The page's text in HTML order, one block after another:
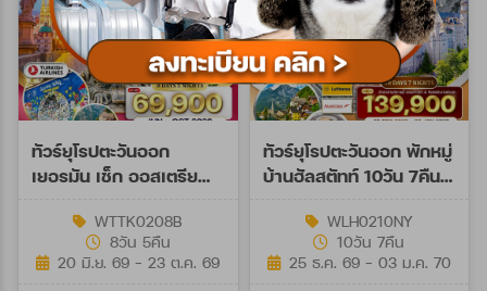
ทัวร์ยุโรปตะวันออก
เยอรมัน เช็ก ออสเตรีย
WTTK0208B
8วัน 5คืน
20 มิ.ย. 69 - 23 ต.ค. 69
ทัวร์ยุโรปตะวันออก พักหมู่
บ้านฮัลสตัทท์ 10วัน 7คืน
WLH0210NY
10วัน 7คืน
25 ธ.ค. 69 - 03 ม.ค. 70